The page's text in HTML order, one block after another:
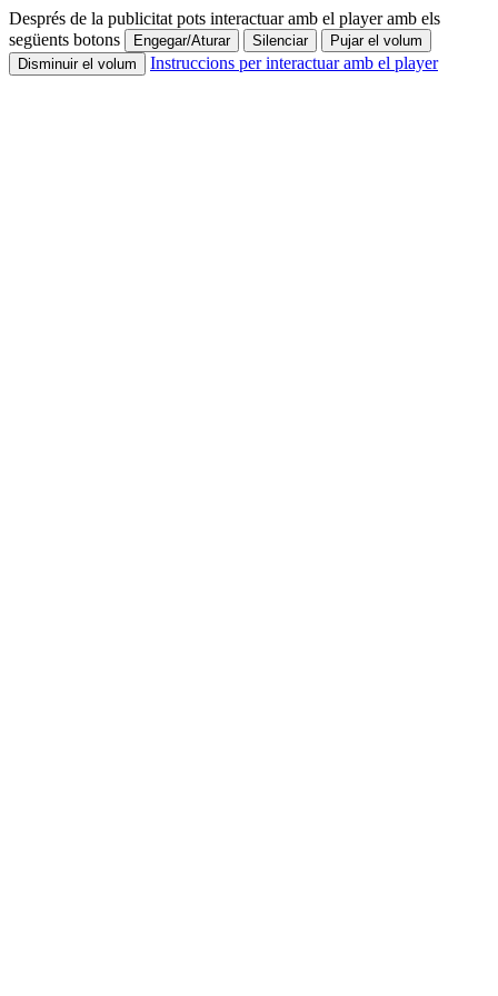
Després de la publicitat pots interactuar amb el player amb els
següents botons
Engegar/Aturar Silenciar
Pujar el volum
Disminuir el volum
Instruccions per interactuar amb el player